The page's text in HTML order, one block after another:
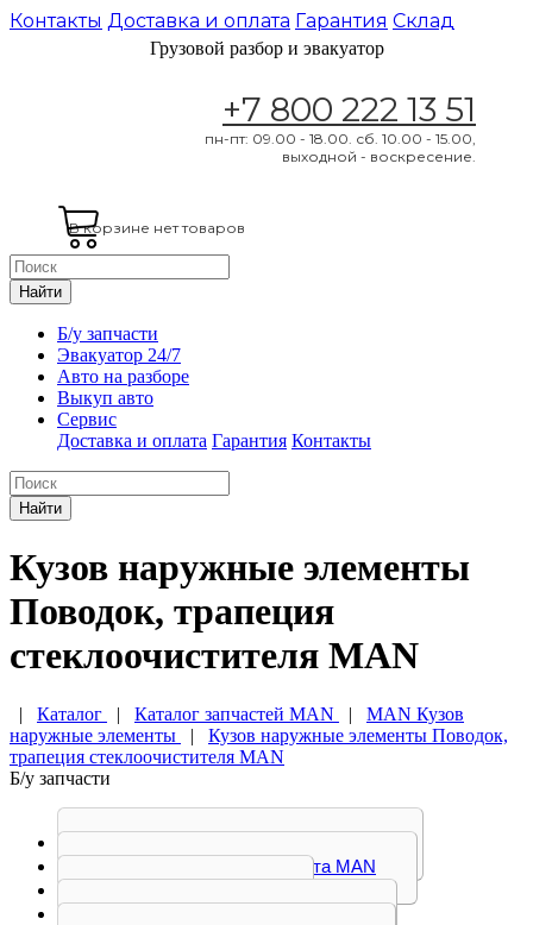
Контакты Доставка и оплата Гарантия Склад
Грузовой разбор и эвакуатор
+7 800 222 13 51
пн-пт: 09.00 - 18.00. сб. 10.00 - 15.00,
выходной - воскресение.
В корзине нет товаров
Найти
Б/у запчасти
Эвакуатор 24/7
Авто на разборе
Выкуп авто
Сервис
Доставка и оплата Гарантия Контакты
Найти
Кузов наружные элементы
Поводок, трапеция
стеклоочистителя MAN
| Каталог | Каталог запчастей MAN | MAN Кузов
наружные элементы
| Кузов наружные элементы Поводок,
трапеция стеклоочистителя MAN
Б/у запчасти
Амортизатор капота MAN